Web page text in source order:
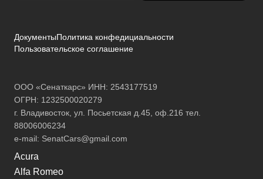
ДокументыПолитика конфедициальности
Пользовательское соглашение
ООО «Сенаткарс» ИНН: 2543177519
ОГРН: 1232500020279
г. Владивосток, ул. Посьетская д.45, оф.216 тел.
88006006234
e-mail: SenatCars@gmail.com
Acura
Alfa Romeo